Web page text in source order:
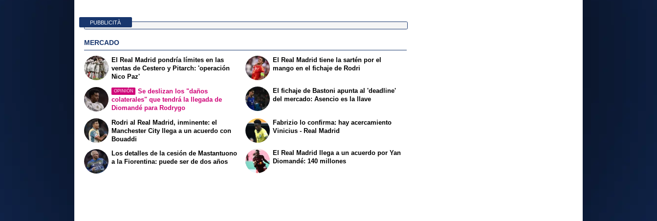
PUBBLICITÀ
MERCADO
El Real Madrid pondría límites en las
ventas de Cestero y Pitarch: 'operación
Nico Paz'
OPINIÓN
Se deslizan los "daños
colaterales" que tendrá la llegada de
Diomandé para Rodrygo
El Real Madrid tiene la sartén por el
mango en el fichaje de Rodri
El fichaje de Bastoni apunta al 'deadline'
del mercado: Asencio es la llave
Rodri al Real Madrid, inminente: el
Manchester City llega a un acuerdo con
Bouaddi
Los detalles de la cesión de Mastantuono
a la Fiorentina: puede ser de dos años
Fabrizio lo confirma: hay acercamiento
Vinicius - Real Madrid
El Real Madrid llega a un acuerdo por Yan
Diomandé: 140 millones